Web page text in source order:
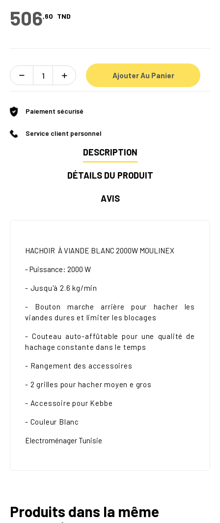
506,60 TND
Ajouter Au Panier
Paiement sécurisé
Service client personnel
DESCRIPTION
DÉTAILS DU PRODUIT
AVIS
HACHOIR À VIANDE BLANC 2000W MOULINEX
- Puissance: 2000 W
- Jusqu'à 2.6 kg/min
- Bouton marche arrière pour hacher les
viandes dures et limiter les blocages
- Couteau auto-affûtable pour une qualité de
hachage constante dans le temps
- Rangement des accessoires
- 2 grilles pour hacher moyen e gros
- Accessoire pour Kebbe
- Couleur Blanc
Electroménager Tunisie
Produits dans la même